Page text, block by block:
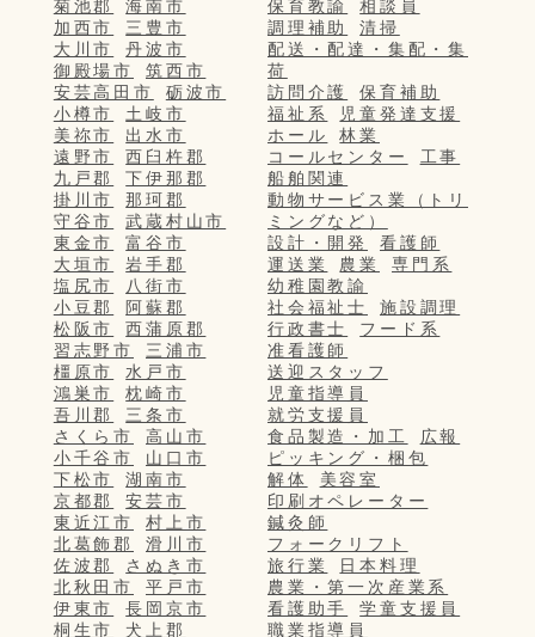
菊池郡
海南市
加西市
三豊市
大川市
丹波市
御殿場市
筑西市
安芸高田市
砺波市
小樽市
土岐市
美祢市
出水市
遠野市
西臼杵郡
九戸郡
下伊那郡
掛川市
那珂郡
守谷市
武蔵村山市
東金市
富谷市
大垣市
岩手郡
塩尻市
八街市
小豆郡
阿蘇郡
松阪市
西蒲原郡
習志野市
三浦市
橿原市
水戸市
鴻巣市
枕崎市
吾川郡
三条市
さくら市
高山市
小千谷市
山口市
下松市
湖南市
京都郡
安芸市
東近江市
村上市
北葛飾郡
滑川市
佐波郡
さぬき市
北秋田市
平戸市
伊東市
長岡京市
桐生市
犬上郡
保育教諭
相談員
調理補助
清掃
配送・配達・集配・集
荷
訪問介護
保育補助
福祉系
児童発達支援
ホール
林業
コールセンター
工事
船舶関連
動物サービス業（トリ
ミングなど）
設計・開発
看護師
運送業
農業
専門系
幼稚園教諭
社会福祉士
施設調理
行政書士
フード系
准看護師
送迎スタッフ
児童指導員
就労支援員
食品製造・加工
広報
ピッキング・梱包
解体
美容室
印刷オペレーター
鍼灸師
フォークリフト
旅行業
日本料理
農業・第一次産業系
看護助手
学童支援員
職業指導員